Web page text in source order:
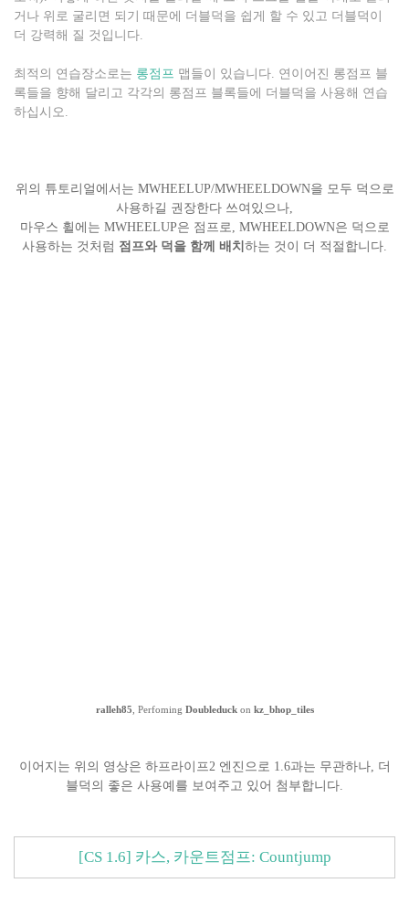
거나 위로 굴리면 되기 때문에 더블덕을 쉽게 할 수 있고 더블덕이
더 강력해 질 것입니다.
최적의 연습장소로는 롱점프 맵들이 있습니다. 연이어진 롱점프 블
록들을 향해 달리고 각각의 롱점프 블록들에 더블덕을 사용해 연습
하십시오.
위의 튜토리얼에서는 MWHEELUP/MWHEELDOWN을 모두 덕으로
사용하길 권장한다 쓰여있으나,
마우스 휠에는 MWHEELUP은 점프로, MWHEELDOWN은 덕으로
사용하는 것처럼 점프와 덕을 함께 배치 하는 것이 더 적절합니다.
ralleh85 , Perfoming Doubleduckon kz_bhop_tiles
이어지는 위의 영상은 하프라이프2 엔진으로 1.6과는 무관하나, 더
블덕의 좋은 사용예를 보여주고 있어 첨부합니다.
[CS 1.6] 카스, 카운트점프: Countjump